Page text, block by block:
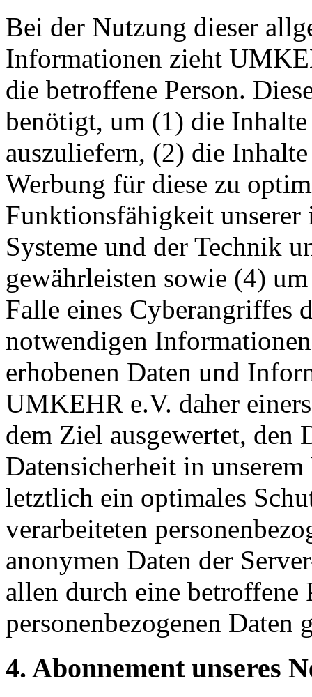
Bei der Nutzung dieser
Informationen zieht
die betroffene Person.
benötigt, um (1) die
auszuliefern, (2) die
Werbung für diese zu
Funktionsfähigkeit
Systeme und der Technik
gewährleisten sowie (4)
Falle eines Cyberangriffes
notwendigen
erhobenen Daten und
UMKEHR e.V. daher
dem Ziel ausgewertet, den
Datensicherheit in
letztlich ein optimales
verarbeiteten
anonymen Daten der
allen durch eine betroffene
personenbezogenen Daten
4. Abonnement unseres